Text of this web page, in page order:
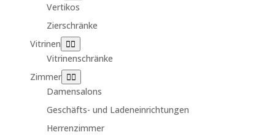
Vertikos
Zierschränke
Vitrinen
Vitrinenschränke
Zimmer
Damensalons
Geschäfts- und Ladeneinrichtungen
Herrenzimmer